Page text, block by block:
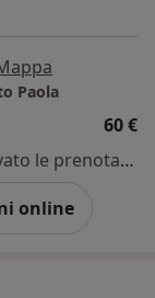
Paola
60 €
Questo dottore non ha ancora attivato le prenotazioni online presso questo indirizzo.
online